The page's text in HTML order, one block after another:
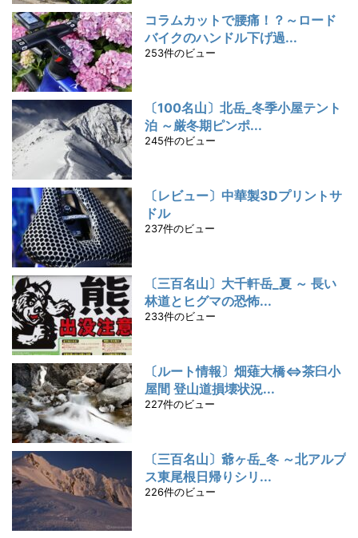
コラムカットで腰痛！？～ロード
バイクのハンドル下げ過...
253件のビュー
〔100名山〕北岳_冬季小屋テント
泊 ～厳冬期ピンポ...
245件のビュー
〔レビュー〕中華製3Dプリントサ
ドル
237件のビュー
〔三百名山〕大千軒岳_夏 ～ 長い
林道とヒグマの恐怖...
233件のビュー
〔ルート情報〕畑薙大橋⇔茶臼小
屋間 登山道損壊状況...
227件のビュー
〔三百名山〕爺ヶ岳_冬 ～北アルプ
ス東尾根日帰りシリ...
226件のビュー